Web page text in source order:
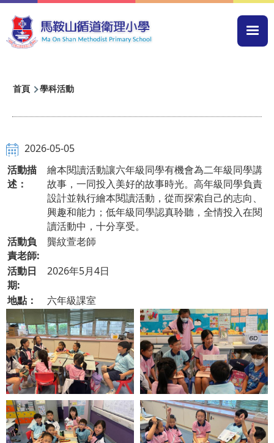
移至主內容
導
連
結
首頁 學科活動
2026-05-05
活動描
述：
繪本閱讀活動讓六年級同學有機會為二年級同學講
故事，一同投入美好的故事時光。高年級同學負責
設計並執行繪本閱讀活動，從而探索自己的志向、
興趣和能力；低年級同學認真聆聽，全情投入在閱
讀活動中，十分享受。
活動負
責老師:
龔紋萱老師
活動日
期:
2026年5月4日
地點： 六年級課室